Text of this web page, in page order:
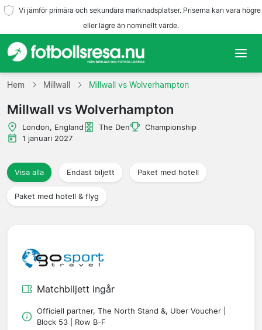
Vi jämför primära och sekundära marknadsplatser. Priserna kan vara högre
eller lägre än nominellt värde.
Hem
Lag
Ligor
Resebyråer
Hem Millwall Millwall vs Wolverhampton
Millwall vs Wolverhampton
London, England The Den
Championship
1 januari 2027
Visa alla Endast biljett Paket med hotell
Paket med hotell & flyg
Matchbiljett ingår
Officiell partner, The North Stand &, Uber Voucher |
Block 53 | Row B-F